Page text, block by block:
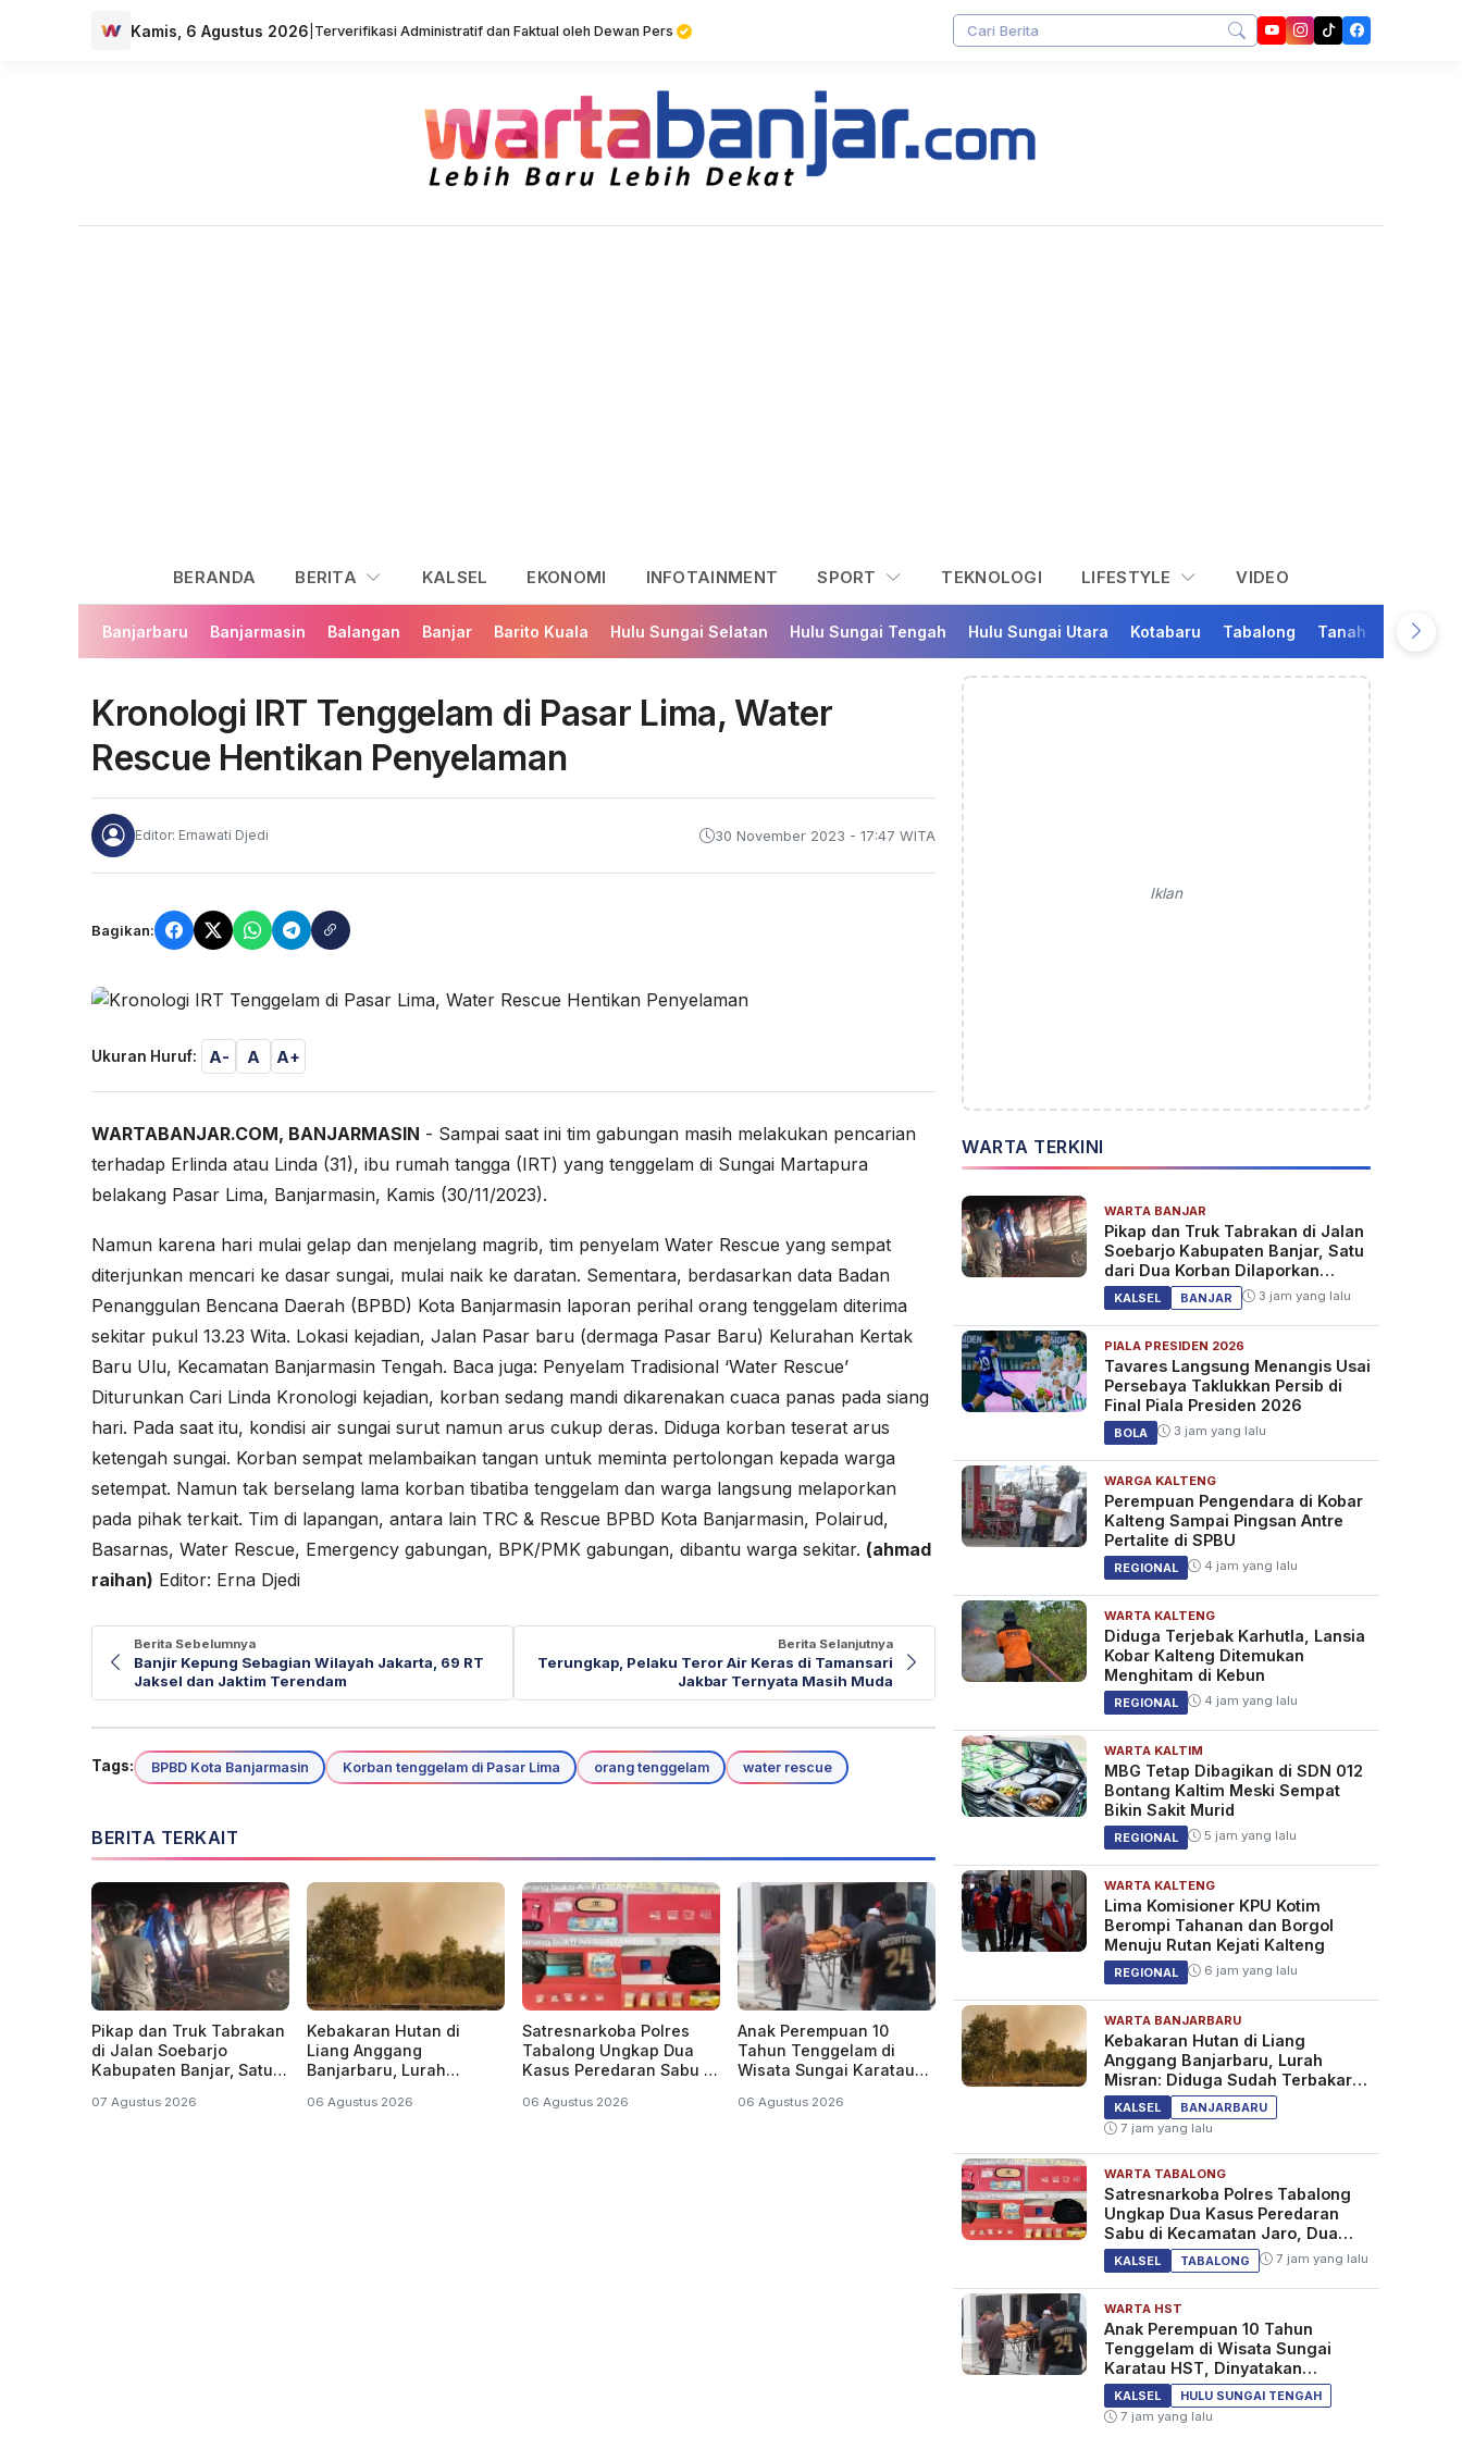
Kamis, 6 Agustus 2026 Terverifikasi Administratif dan Faktual oleh Dewan Pers
BERANDA BERITA KALSEL EKONOMI INFOTAINMENT SPORT TEKNOLOGI LIFESTYLE VIDEO
Banjarbaru Banjarmasin Balangan Banjar Barito Kuala Hulu Sungai Selatan Hulu Sungai Tengah Hulu Sungai Utara Kotabaru Tabalong Tanah Bumbu
Kronologi IRT Tenggelam di Pasar Lima, Water
Rescue Hentikan Penyelaman
Editor: Ernawati Djedi 30 November 2023 - 17:47 WITA
Bagikan:
Ukuran Huruf: A- A A+
WARTABANJAR.COM, BANJARMASIN - Sampai saat ini tim gabungan masih melakukan pencarian
terhadap Erlinda atau Linda (31), ibu rumah tangga (IRT) yang tenggelam di Sungai Martapura
belakang Pasar Lima, Banjarmasin, Kamis (30/11/2023).
Namun karena hari mulai gelap dan menjelang magrib, tim penyelam Water Rescue yang sempat
diterjunkan mencari ke dasar sungai, mulai naik ke daratan. Sementara, berdasarkan data Badan
Penanggulan Bencana Daerah (BPBD) Kota Banjarmasin laporan perihal orang tenggelam diterima
sekitar pukul 13.23 Wita. Lokasi kejadian, Jalan Pasar baru (dermaga Pasar Baru) Kelurahan Kertak
Baru Ulu, Kecamatan Banjarmasin Tengah. Baca juga: Penyelam Tradisional ‘Water Rescue’
Diturunkan Cari Linda Kronologi kejadian, korban sedang mandi dikarenakan cuaca panas pada siang
hari. Pada saat itu, kondisi air sungai surut namun arus cukup deras. Diduga korban teserat arus
ketengah sungai. Korban sempat melambaikan tangan untuk meminta pertolongan kepada warga
setempat. Namun tak berselang lama korban tibatiba tenggelam dan warga langsung melaporkan
pada pihak terkait. Tim di lapangan, antara lain TRC & Rescue BPBD Kota Banjarmasin, Polairud,
Basarnas, Water Rescue, Emergency gabungan, BPK/PMK gabungan, dibantu warga sekitar. (ahmad
raihan) Editor: Erna Djedi
Berita Sebelumnya
Banjir Kepung Sebagian Wilayah Jakarta, 69 RT
Jaksel dan Jaktim Terendam
Berita Selanjutnya
Terungkap, Pelaku Teror Air Keras di Tamansari
Jakbar Ternyata Masih Muda
Tags: BPBD Kota Banjarmasin Korban tenggelam di Pasar Lima orang tenggelam water rescue
BERITA TERKAIT
Pikap dan Truk Tabrakan
di Jalan Soebarjo
Kabupaten Banjar, Satu
Dilaporkan Tewas
07 Agustus 2026
Kebakaran Hutan di
Liang Anggang
Banjarbaru, Lurah
Terbakar Sejak Tadi
06 Agustus 2026
Satresnarkoba Polres
Tabalong Ungkap Dua
Kasus Peredaran Sabu di
Pelaku Diamankan
06 Agustus 2026
Anak Perempuan 10
Tahun Tenggelam di
Wisata Sungai Karatau
Meninggal Dunia
06 Agustus 2026
Iklan
WARTA TERKINI
WARTA BANJAR
Pikap dan Truk Tabrakan di Jalan
Soebarjo Kabupaten Banjar, Satu
dari Dua Korban Dilaporkan
Tewas
KALSEL BANJAR 3 jam yang lalu
PIALA PRESIDEN 2026
Tavares Langsung Menangis Usai
Persebaya Taklukkan Persib di
Final Piala Presiden 2026
BOLA 3 jam yang lalu
WARGA KALTENG
Perempuan Pengendara di Kobar
Kalteng Sampai Pingsan Antre
Pertalite di SPBU
REGIONAL 4 jam yang lalu
WARTA KALTENG
Diduga Terjebak Karhutla, Lansia
Kobar Kalteng Ditemukan
Menghitam di Kebun
REGIONAL 4 jam yang lalu
WARTA KALTIM
MBG Tetap Dibagikan di SDN 012
Bontang Kaltim Meski Sempat
Bikin Sakit Murid
REGIONAL 5 jam yang lalu
WARTA KALTENG
Lima Komisioner KPU Kotim
Berompi Tahanan dan Borgol
Menuju Rutan Kejati Kalteng
REGIONAL 6 jam yang lalu
WARTA BANJARBARU
Kebakaran Hutan di Liang
Anggang Banjarbaru, Lurah
Misran: Diduga Sudah Terbakar
Sejak Tadi Malam
KALSEL
BANJARBARU
7 jam yang lalu
WARTA TABALONG
Satresnarkoba Polres Tabalong
Ungkap Dua Kasus Peredaran
Sabu di Kecamatan Jaro, Dua
Pelaku Diamankan
KALSEL TABALONG 7 jam yang lalu
WARTA HST
Anak Perempuan 10 Tahun
Tenggelam di Wisata Sungai
Karatau HST, Dinyatakan
Meninggal Dunia
KALSEL
HULU SUNGAI TENGAH
7 jam yang lalu